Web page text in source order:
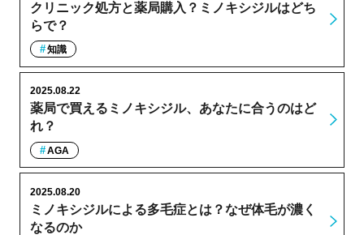
クリニック処方と薬局購入？ミノキシジルはどち
らで？
知識
薬局で買えるミノキシジル、あなたに合うのはど
れ？
2025.08.22
AGA
ミノキシジルによる多毛症とは？なぜ体毛が濃く
なるのか
2025.08.20